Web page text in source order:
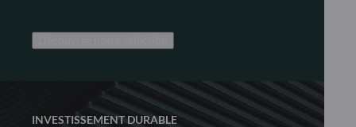
INVESTISSEMENT DURABLE